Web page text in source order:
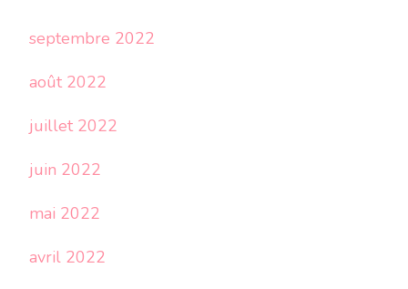
septembre 2022
août 2022
juillet 2022
juin 2022
mai 2022
avril 2022